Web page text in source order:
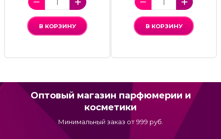
В КОРЗИНУ В КОРЗИНУ
Оптовый магазин парфюмерии и
косметики
Минимальный заказ от 999 руб.